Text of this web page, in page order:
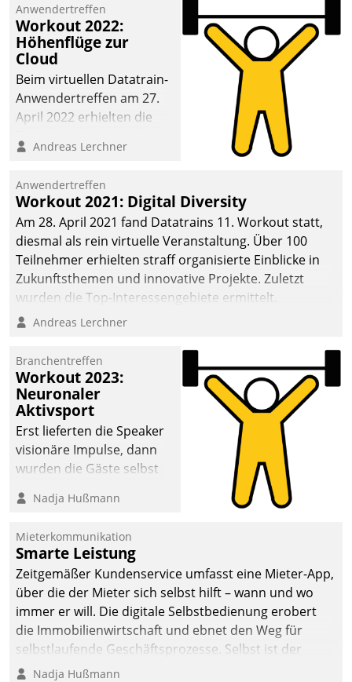
Mammutprojekte
meistern und Workloads
wuppen – bei zunehmend
anspruchsvollen
Aufgaben und
abnehmendem
Anwendertreffen
Workout 2022:
Höhenflüge zur
Cloud
Beim virtuellen Datatrain-
Anwendertreffen am 27.
April 2022 erhielten die
Teilnehmer kurzweilige
Cloud-Strategien und -
Lösungen mit hohem
Zukunftspotenzial.
Andreas Lerchner
Anwendertreffen
Workout 2021: Digital Diversity
Am 28. April 2021 fand Datatrains 11. Workout statt,
diesmal als rein virtuelle Veranstaltung. Über 100
Teilnehmer erhielten straff organisierte Einblicke in
Zukunftsthemen und innovative Projekte. Zuletzt
wurden die Top-Interessengebiete ermittelt.
Andreas Lerchner
Branchentreffen
Workout 2023:
Neuronaler
Aktivsport
Erst lieferten die Speaker
visionäre Impulse, dann
wurden die Gäste selbst
methodisch
Quartier. Dazwischen
zeigte Datatrain, was es
Neues zu bieten hat.
Nadja Hußmann
Mieterkommunikation
Smarte Leistung
Zeitgemäßer Kundenservice umfasst eine Mieter-App,
über die der Mieter sich selbst hilft – wann und wo
immer er will. Die digitale Selbstbedienung erobert
die Immobilienwirtschaft und ebnet den Weg für
selbstlaufende Geschäftsprozesse. Selbst ist der
Kunde und smart der Serviceanbieter.
Nadja Hußmann